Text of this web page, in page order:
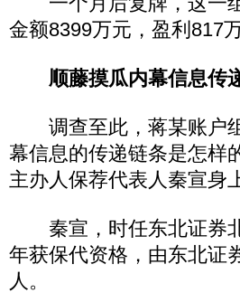
金额8399万元，盈利817万
顺藤摸瓜内幕信息传
调查至此，蒋某账户组
幕信息的传递链条是怎样
主办人保荐代表人秦宣身
秦宣，时任东北证券北
年获保代资格，由东北证
人。